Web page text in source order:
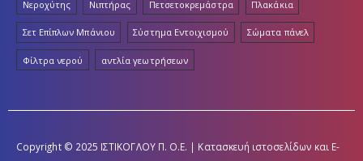
Νεροχύτης Νιπτήρας Πετσετοκρεμάστρα Πλακάκια
Σετ Επίπλων Μπάνιου Σύστημα Εντοιχισμού Σώματα πάνελ
Φίλτρα νερού αντλία γεωτρήσεων
Copyright © 2025 ΙΣΤΙΚΟΓΛΟΥ Π. Ο.Ε. | Κατασκευή ιστοσελίδων και E-